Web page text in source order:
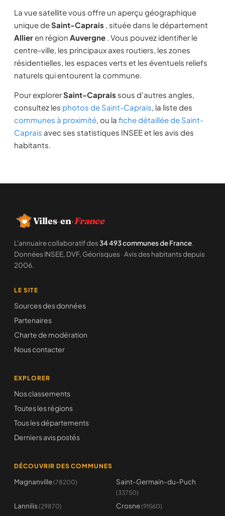
La vue satellite vous offre un aperçu géographique
unique deSaint-Caprais , située dans le département
Allieren région Auvergne . Vous pouvez identifier le
centre-ville, les principaux axes routiers, les zones
résidentielles, les espaces verts et les éventuels reliefs
naturels qui entourent la commune.
Pour explorerSaint-Caprais sous d'autres angles,
consultez les photos de Saint-Caprais, la liste des
communes à proximité, ou la fiche détaillée de Saint-
Caprais avec ses statistiques INSEE et les avis des
habitants.
Villes·en·France
L'annuaire collaboratif des34 493 communes de France.
Données INSEE, DVF, Géorisques · Avis des habitants depuis
2006.
LE SITE
Sources des données
Partenaires
Charte de modération
Nous contacter
EXPLORER
Nos classements
Toutes les régions
Tous les départements
Derniers avis postés
DÉCOUVRIR DES COMMUNES
Magnanville(78200) Saint-Germain-du-Puch
(33750)
Lannilis (29870) Crosne(91560)